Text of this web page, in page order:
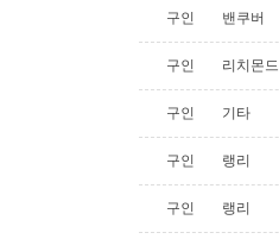
구인 밴쿠버
구인 리치몬드
구인 기타
구인 랭리
구인 랭리